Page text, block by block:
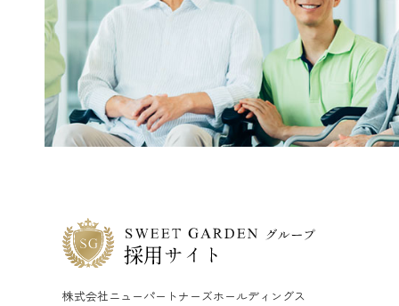
株式会社ニューパートナーズホールディングス